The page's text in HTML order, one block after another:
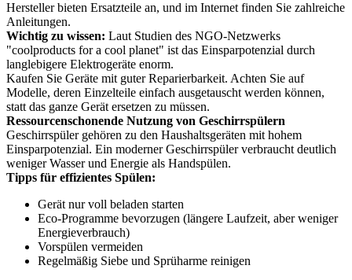
Hersteller bieten Ersatzteile an, und im Internet finden Sie zahlreiche
Anleitungen.
Wichtig zu wissen: Laut Studien des NGO-Netzwerks
"coolproducts for a cool planet" ist das Einsparpotenzial durch
langlebigere Elektrogeräte enorm.
Kaufen Sie Geräte mit guter Reparierbarkeit. Achten Sie auf
Modelle, deren Einzelteile einfach ausgetauscht werden können,
statt das ganze Gerät ersetzen zu müssen.
Ressourcenschonende Nutzung von Geschirrspülern
Geschirrspüler gehören zu den Haushaltsgeräten mit hohem
Einsparpotenzial. Ein moderner Geschirrspüler verbraucht deutlich
weniger Wasser und Energie als Handspülen.
Tipps für effizientes Spülen:
Gerät nur voll beladen starten
Eco-Programme bevorzugen (längere Laufzeit, aber weniger
Energieverbrauch)
Vorspülen vermeiden
Regelmäßig Siebe und Sprüharme reinigen